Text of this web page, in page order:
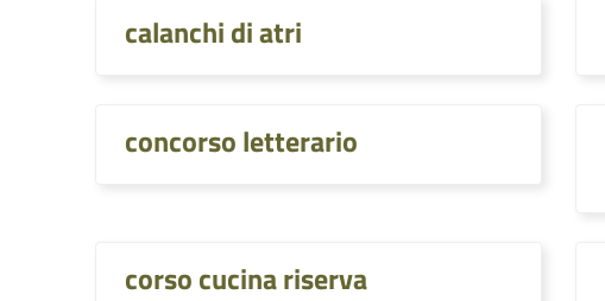
calanchi di atri
concorso letterario
corso cucina riserva